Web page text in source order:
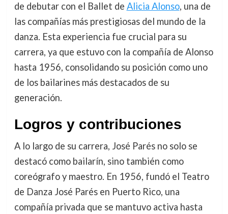
de debutar con el Ballet de Alicia Alonso, una de
las compañías más prestigiosas del mundo de la
danza. Esta experiencia fue crucial para su
carrera, ya que estuvo con la compañía de Alonso
hasta 1956, consolidando su posición como uno
de los bailarines más destacados de su
generación.
Logros y contribuciones
A lo largo de su carrera, José Parés no solo se
destacó como bailarín, sino también como
coreógrafo y maestro. En 1956, fundó el Teatro
de Danza José Parés en Puerto Rico, una
compañía privada que se mantuvo activa hasta